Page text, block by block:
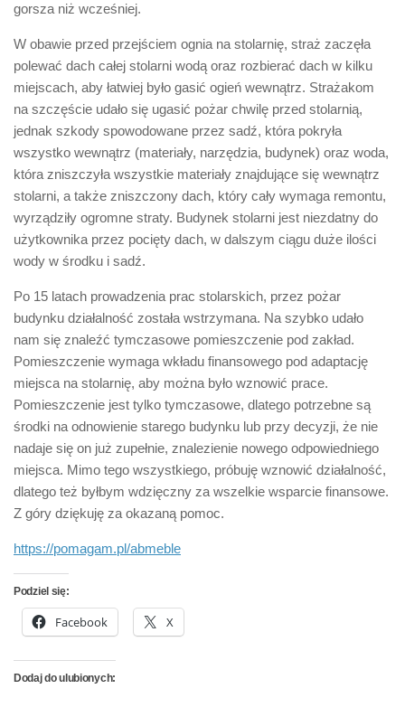
gorsza niż wcześniej.
W obawie przed przejściem ognia na stolarnię, straż zaczęła
polewać dach całej stolarni wodą oraz rozbierać dach w kilku
miejscach, aby łatwiej było gasić ogień wewnątrz. Strażakom
na szczęście udało się ugasić pożar chwilę przed stolarnią,
jednak szkody spowodowane przez sadź, która pokryła
wszystko wewnątrz (materiały, narzędzia, budynek) oraz woda,
która zniszczyła wszystkie materiały znajdujące się wewnątrz
stolarni, a także zniszczony dach, który cały wymaga remontu,
wyrządziły ogromne straty. Budynek stolarni jest niezdatny do
użytkownika przez pocięty dach, w dalszym ciągu duże ilości
wody w środku i sadź.
Po 15 latach prowadzenia prac stolarskich, przez pożar
budynku działalność została wstrzymana. Na szybko udało
nam się znaleźć tymczasowe pomieszczenie pod zakład.
Pomieszczenie wymaga wkładu finansowego pod adaptację
miejsca na stolarnię, aby można było wznowić prace.
Pomieszczenie jest tylko tymczasowe, dlatego potrzebne są
środki na odnowienie starego budynku lub przy decyzji, że nie
nadaje się on już zupełnie, znalezienie nowego odpowiedniego
miejsca. Mimo tego wszystkiego, próbuję wznowić działalność,
dlatego też byłbym wdzięczny za wszelkie wsparcie finansowe.
Z góry dziękuję za okazaną pomoc.
https://pomagam.pl/abmeble
Podziel się:
Facebook X
Dodaj do ulubionych: